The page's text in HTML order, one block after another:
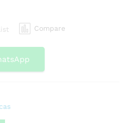
Compare